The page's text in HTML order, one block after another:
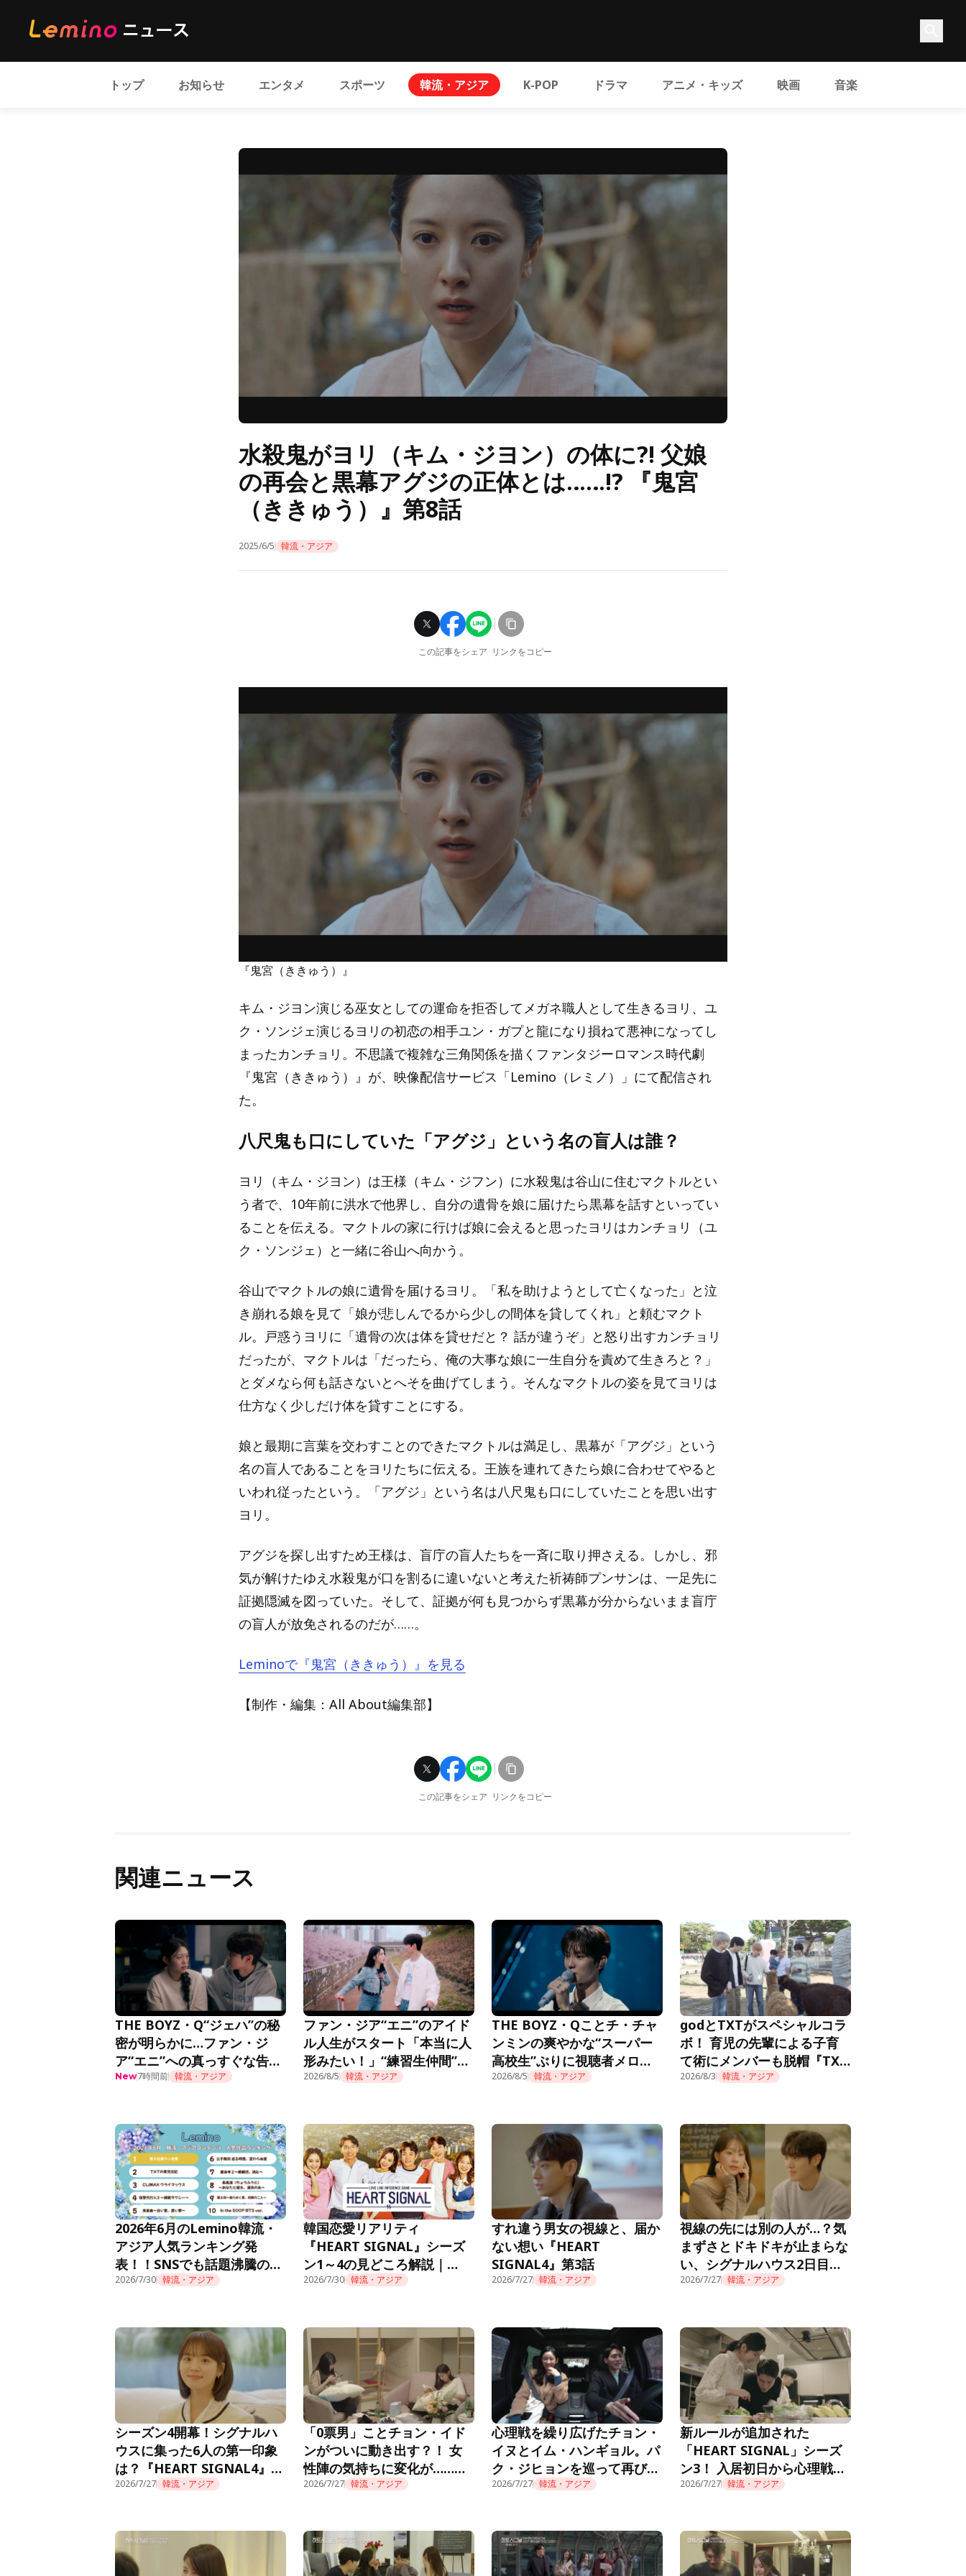
トップ お知らせ エンタメ スポーツ 韓流・アジア K-POP ドラマ アニメ・キッズ 映画 音楽
水殺鬼がヨリ（キム・ジヨン）の体に?! 父娘
の再会と黒幕アグジの正体とは……!? 『鬼宮
（ききゅう）』第8話
2025/6/5 韓流・アジア
この記事をシェア リンクをコピー
『鬼宮（ききゅう）』
キム・ジヨン演じる巫女としての運命を拒否してメガネ職人として生きるヨリ、ユ
ク・ソンジェ演じるヨリの初恋の相手ユン・ガプと龍になり損ねて悪神になってし
まったカンチョリ。不思議で複雑な三角関係を描くファンタジーロマンス時代劇
『鬼宮（ききゅう）』が、映像配信サービス「Lemino（レミノ）」にて配信され
た。
八尺鬼も口にしていた「アグジ」という名の盲人は誰？
ヨリ（キム・ジヨン）は王様（キム・ジフン）に水殺鬼は谷山に住むマクトルとい
う者で、10年前に洪水で他界し、自分の遺骨を娘に届けたら黒幕を話すといってい
ることを伝える。マクトルの家に行けば娘に会えると思ったヨリはカンチョリ（ユ
ク・ソンジェ）と一緒に谷山へ向かう。
谷山でマクトルの娘に遺骨を届けるヨリ。「私を助けようとして亡くなった」と泣
き崩れる娘を見て「娘が悲しんでるから少しの間体を貸してくれ」と頼むマクト
ル。戸惑うヨリに「遺骨の次は体を貸せだと？ 話が違うぞ」と怒り出すカンチョリ
だったが、マクトルは「だったら、俺の大事な娘に一生自分を責めて生きろと？」
とダメなら何も話さないとへそを曲げてしまう。そんなマクトルの姿を見てヨリは
仕方なく少しだけ体を貸すことにする。
娘と最期に言葉を交わすことのできたマクトルは満足し、黒幕が「アグジ」という
名の盲人であることをヨリたちに伝える。王族を連れてきたら娘に合わせてやると
いわれ従ったという。「アグジ」という名は八尺鬼も口にしていたことを思い出す
ヨリ。
アグジを探し出すため王様は、盲庁の盲人たちを一斉に取り押さえる。しかし、邪
気が解けたゆえ水殺鬼が口を割るに違いないと考えた祈祷師プンサンは、一足先に
証拠隠滅を図っていた。そして、証拠が何も見つからず黒幕が分からないまま盲庁
の盲人が放免されるのだが……。
Leminoで『鬼宮（ききゅう）』を見る
【制作・編集：All About編集部】
この記事をシェア リンクをコピー
関連ニュース
THE BOYZ・Q“ジェハ”の秘
密が明らかに…ファン・ジ
ア“エニ”への真っすぐな告白
に胸キュン＜推しデビュー＞
New7時間前 韓流・アジア
ファン・ジア“エニ”のアイド
ル人生がスタート「本当に人
形みたい！」“練習生仲間”も
話題に＜推しデビュー＞
2026/8/5 韓流・アジア
THE BOYZ・Qことチ・チャ
ンミンの爽やかな“スーパー
高校生”ぶりに視聴者メロメ
ロ「制服似合ってる」＜推し
2026/8/5 韓流・アジア
godとTXTがスペシャルコラ
ボ！ 育児の先輩による子育
て術にメンバーも脱帽『TXT
の育児日記』第10話
2026/8/3 韓流・アジア
2026年6月のLemino韓流・
アジア人気ランキング発
表！！SNSでも話題沸騰の痛
快オフィスファンタジー『新
首位獲得！
2026/7/30 韓流・アジア
韓国恋愛リアリティ
『HEART SIGNAL』シーズ
ン1～4の見どころ解説｜
Lemino公式
2026/7/30 韓流・アジア
すれ違う男女の視線と、届か
ない想い『HEART
SIGNAL4』第3話
2026/7/27 韓流・アジア
視線の先には別の人が…？気
まずさとドキドキが止まらな
い、シグナルハウス2日目の
朝『HEART SIGNAL4』第2
2026/7/27 韓流・アジア
シーズン4開幕！シグナルハ
ウスに集った6人の第一印象
は？『HEART SIGNAL4』第
1話
2026/7/27 韓流・アジア
「0票男」ことチョン・イド
ンがついに動き出す？！ 女
性陣の気持ちに変化が……
『HEART SIGNAL3』第3話
2026/7/27 韓流・アジア
心理戦を繰り広げたチョン・
イヌとイム・ハンギョル。パ
ク・ジヒョンを巡って再び火
花を燃やし……？！『HEART
2026/7/27 韓流・アジア
新ルールが追加された
「HEART SIGNAL」シーズ
ン3！ 入居初日から心理戦が
始まり……『HEART
2026/7/27 韓流・アジア